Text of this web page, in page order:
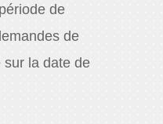
de
de
sur la date de